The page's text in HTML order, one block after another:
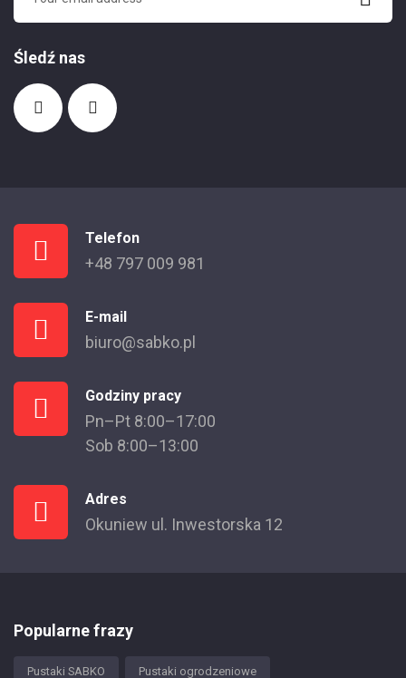
Śledź nas
Telefon
+48 797 009 981
E-mail
biuro@sabko.pl
Godziny pracy
Pn–Pt 8:00–17:00
Sob 8:00–13:00
Adres
Okuniew ul. Inwestorska 12
Popularne frazy
Pustaki SABKO Pustaki ogrodzeniowe